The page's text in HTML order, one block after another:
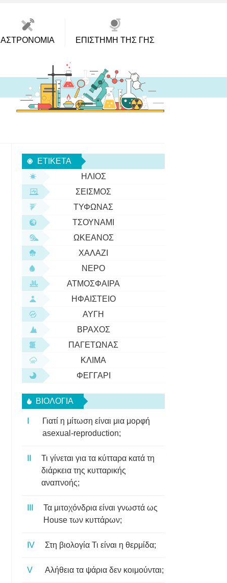
ΑΣΤΡΟΝΟΜΊΑ ΕΠΙΣΤΉΜΗ ΤΗΣ ΓΗΣ
ΕΤΙΚΈΤΑ
ΉΛΙΟΣ
ΣΕΙΣΜΌΣ
ΤΥΦΏΝΑΣ
ΤΣΟΥΝΆΜΙ
ΩΚΕΑΝΌΣ
ΧΑΛΆΖΙ
ΝΕΡΌ
ΑΤΜΌΣΦΑΙΡΑ
ΗΦΑΊΣΤΕΙΟ
ΑΥΓΉ
ΒΡΆΧΟΣ
ΠΑΓΕΤΏΝΑΣ
ΚΛΊΜΑ
ΦΕΓΓΆΡΙ
ΒΙΟΛΟΓΊΑ
Γιατί η μίτωση είναι μια μορφή
asexual-reproduction;
Τι γίνεται για τα κύτταρα κατά τη
διάρκεια της κυτταρικής
αναπνοής;
Τα μιτοχόνδρια είναι γνωστά ως
House των κυττάρων;
Στη βιολογία Τι είναι η θερμίδα;
Αλήθεια τα ψάρια δεν κοιμούνται;